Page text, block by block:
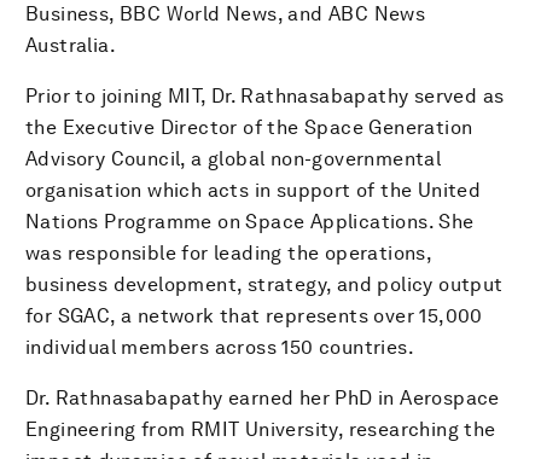
Business, BBC World News, and ABC News
Australia.
Prior to joining MIT, Dr. Rathnasabapathy served as
the Executive Director of the Space Generation
Advisory Council, a global non-governmental
organisation which acts in support of the United
Nations Programme on Space Applications. She
was responsible for leading the operations,
business development, strategy, and policy output
for SGAC, a network that represents over 15,000
individual members across 150 countries.
Dr. Rathnasabapathy earned her PhD in Aerospace
Engineering from RMIT University, researching the